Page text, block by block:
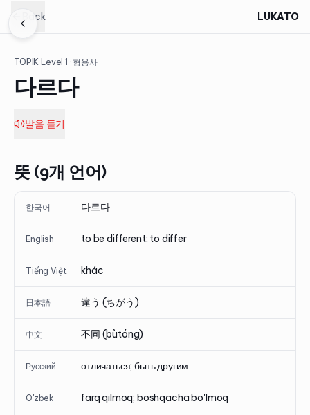
Back LUKATO
TOPIK Level1 · 형용사
다르다
발음 듣기
뜻 (9개 언어)
한국어 다르다
English to be different; to differ
Tiếng Việt khác
日本語 違う (ちがう)
中文 不同 (bùtóng)
Русский отличаться; быть другим
O'zbek farq qilmoq; boshqacha bo'lmoq